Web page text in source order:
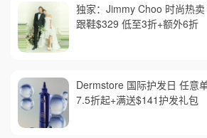
独家：Jimmy Choo 时尚热
跟鞋$329 低至3折+额外6折
Dermstore 国际护发日 任意
7.5折起+满送$141护发礼包